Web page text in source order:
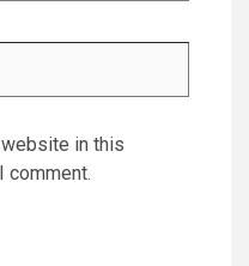
website in this
comment.